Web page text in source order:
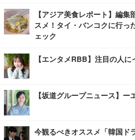
【アジア美食レポート】編
スメ！タイ・バンコクに行っ
ェック
【エンタメRBB】注目の人
【坂道グループニュース】
今観るべきオススメ「韓国ド